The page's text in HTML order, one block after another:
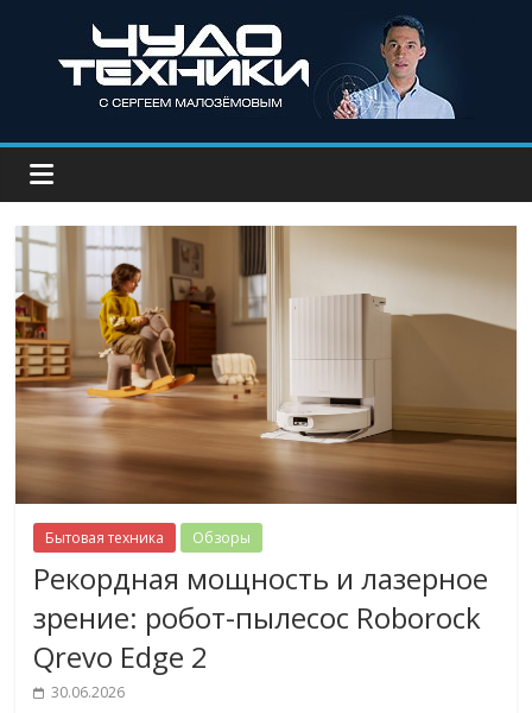
Бытовая техника Обзоры
Рекордная мощность и лазерное
зрение: робот-пылесос Roborock
Qrevo Edge 2
30.06.2026